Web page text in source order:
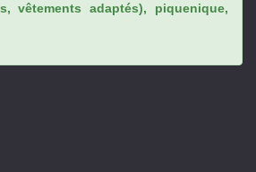
vêtements adaptés), piquenique,